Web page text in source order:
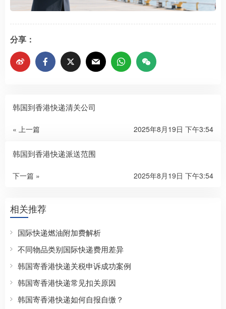
分享：
韩国到香港快递清关公司
« 上一篇 2025年8月19日 下午3:54
韩国到香港快递派送范围
下一篇 » 2025年8月19日 下午3:54
相关推荐
国际快递燃油附加费解析
不同物品类别国际快递费用差异
韩国寄香港快递关税申诉成功案例
韩国寄香港快递常见扣关原因
韩国寄香港快递如何自报自缴？